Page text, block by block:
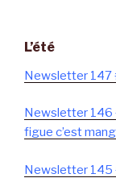
L’été
Newsletter 147
Newsletter 146
figue c’est
Newsletter 145